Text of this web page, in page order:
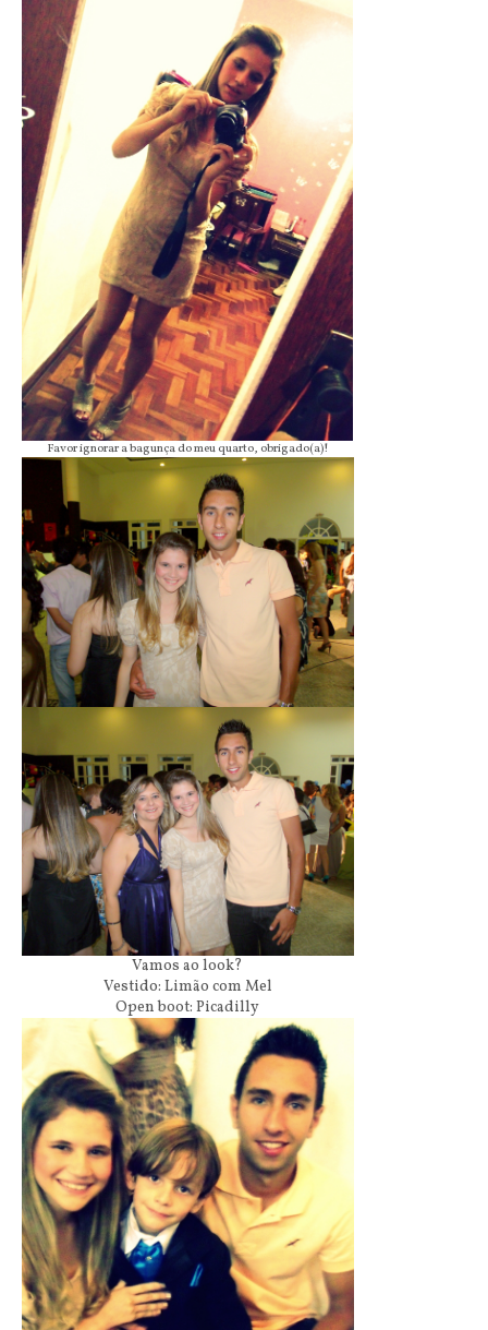
Favor ignorar a bagunça do meu quarto, obrigado(a)!
Vamos ao look?
Vestido: Limão com Mel
Open boot: Picadilly